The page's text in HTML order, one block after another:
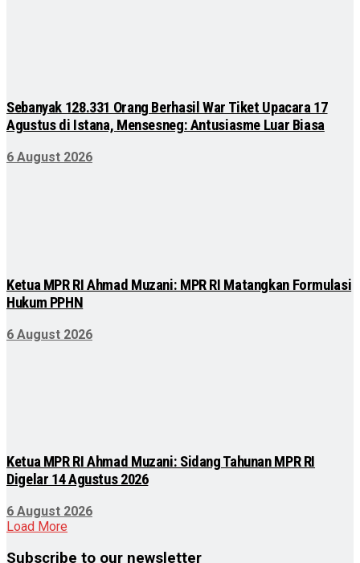
Sebanyak 128.331 Orang Berhasil War Tiket Upacara 17
Agustus di Istana, Mensesneg: Antusiasme Luar Biasa
6 August 2026
Ketua MPR RI Ahmad Muzani: MPR RI Matangkan Formulasi
Hukum PPHN
6 August 2026
Ketua MPR RI Ahmad Muzani: Sidang Tahunan MPR RI
Digelar 14 Agustus 2026
6 August 2026
Load More
Subscribe to our newsletter